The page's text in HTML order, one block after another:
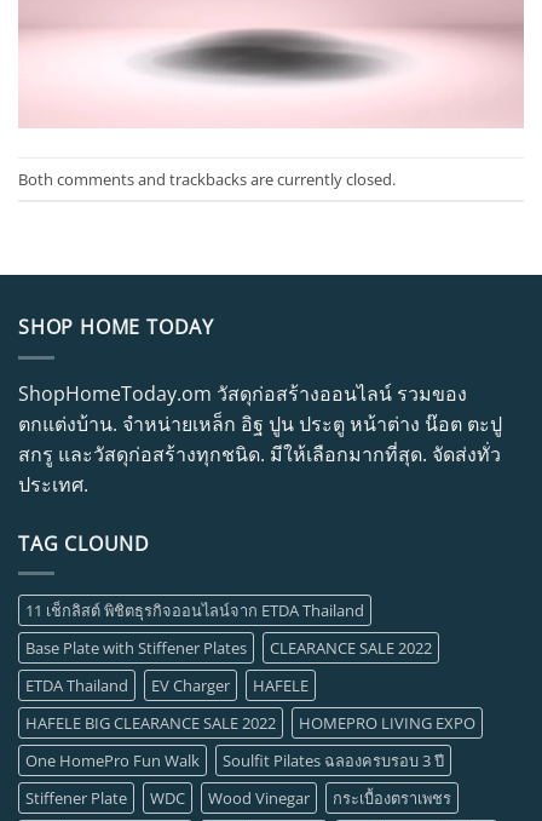
Both comments and trackbacks are currently closed.
SHOP HOME TODAY
ShopHomeToday.om วัสดุก่อสร้างออนไลน์ รวมของ
ตกแต่งบ้าน. จำหน่ายเหล็ก อิฐ ปูน ประตู หน้าต่าง น๊อต ตะปู
สกรู และวัสดุก่อสร้างทุกชนิด. มีให้เลือกมากที่สุด. จัดส่งทั่ว
ประเทศ.
TAG CLOUND
11 เช็กลิสต์ พิชิตธุรกิจออนไลน์จาก ETDA Thailand
Base Plate with Stiffener Plates
CLEARANCE SALE 2022
ETDA Thailand
EV Charger
HAFELE
HAFELE BIG CLEARANCE SALE 2022
HOMEPRO LIVING EXPO
One HomePro Fun Walk
Soulfit Pilates ฉลองครบรอบ 3 ปี
Stiffener Plate
WDC Wood Vinegar
กระเบื้องตราเพชร